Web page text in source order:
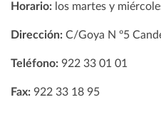
Horario: los martes y
Dirección: C/Goya N º5
Teléfono: 922 33 01 01
Fax: 922 33 18 95